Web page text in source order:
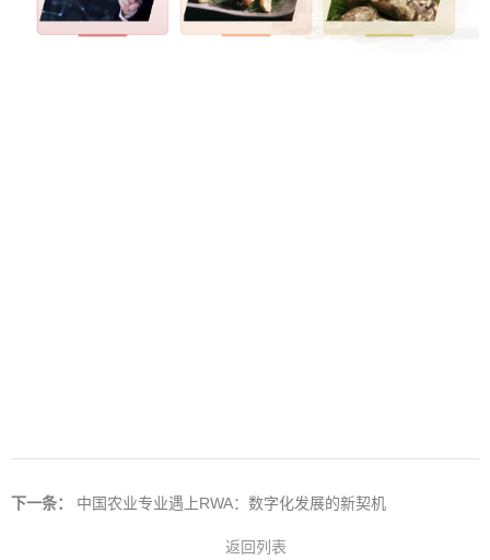
下一条： 中国农业专业遇上RWA：数字化发展的新契机
返回列表